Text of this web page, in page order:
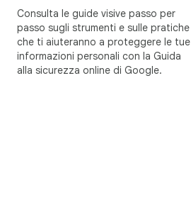
Consulta le guide visive passo per
passo sugli strumenti e sulle pratiche
che ti aiuteranno a proteggere le tue
informazioni personali con la Guida
alla sicurezza online di Google.